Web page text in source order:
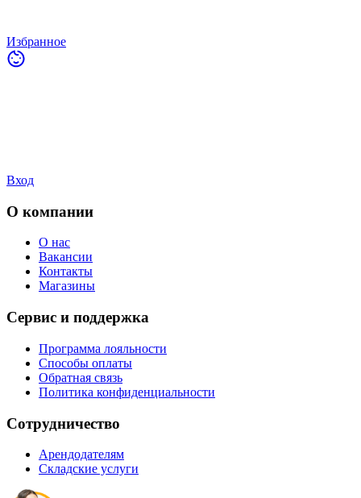
Избранное
Вход
О компании
О нас
Вакансии
Контакты
Магазины
Сервис и поддержка
Программа лояльности
Способы оплаты
Обратная связь
Политика конфиденциальности
Сотрудничество
Арендодателям
Складские услуги